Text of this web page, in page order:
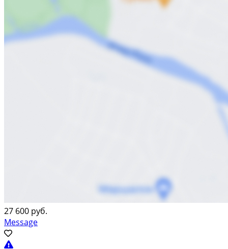
27 600 руб.
Message